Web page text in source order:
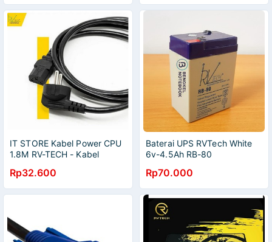
IT STORE Kabel Power CPU
1.8M RV-TECH - Kabel
Rp32.600
Baterai UPS RVTech White
6v-4.5Ah RB-80
Rp70.000